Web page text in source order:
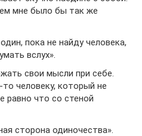
мне было бы так же
пока не найду человека,
вслух».
свои мысли при себе.
человеку, который не
равно что со стеной
сторона одиночества».